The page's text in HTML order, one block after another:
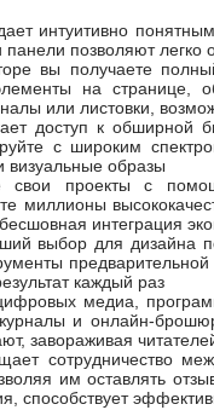
интуитивно
панели позволяют легко
вы получаете
на странице,
или листовки,
доступ к обширной
с широким
визуальные образы
свои проекты с
миллионы
интеграция
выбор для дизайна
каждый раз
медиа,
и онлайн-
завораживая
сотрудничество
им оставлять
способствует